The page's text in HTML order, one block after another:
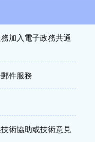
加入電子政務共通
件服務
術協助或技術意見